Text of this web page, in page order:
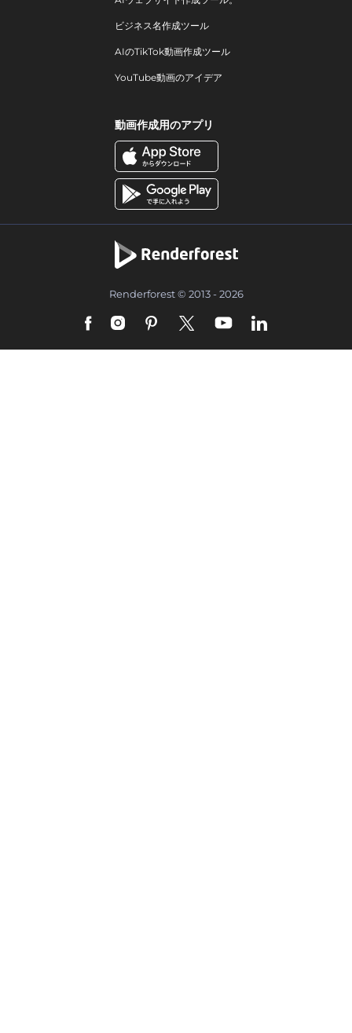
ビジネス名作成ツール
AIのTikTok動画作成ツール
YouTube動画のアイデア
動画作成用のアプリ
Renderforest © 2013 - 2026